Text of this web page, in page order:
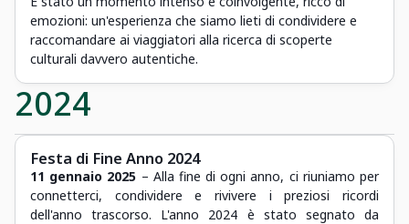
emozioni: un'esperienza che siamo lieti di condividere e
raccomandare ai viaggiatori alla ricerca di scoperte
culturali davvero autentiche.
2024
Festa di Fine Anno 2024
11 gennaio 2025 – Alla fine di ogni anno, ci riuniamo per
connetterci, condividere e rivivere i preziosi ricordi
dell'anno trascorso. L'anno 2024 è stato segnato da